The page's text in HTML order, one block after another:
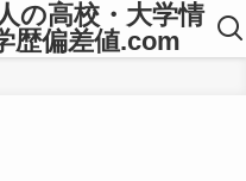
の高校・大学情
歴偏差値.com